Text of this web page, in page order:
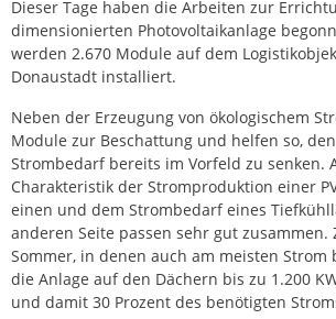
Dieser Tage haben die Arbeiten zur
dimensionierten Photovoltaikanlage
werden 2.670 Module auf dem
Donaustadt installiert.
Neben der Erzeugung von ökologischem
Module zur Beschattung und helfen so,
Strombedarf bereits im Vorfeld zu senken.
Charakteristik der Stromproduktion einer
einen und dem Strombedarf eines
anderen Seite passen sehr gut zusammen.
Sommer, in denen auch am meisten Strom
die Anlage auf den Dächern bis zu 1.200
und damit 30 Prozent des benötigten